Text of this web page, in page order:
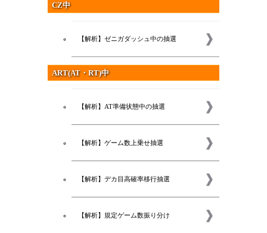
CZ中
【解析】ゼニガダッシュ中の抽選
ART(AT・RT)中
【解析】AT準備状態中の抽選
【解析】ゲーム数上乗せ抽選
【解析】デカ目高確率移行抽選
【解析】規定ゲーム数振り分け